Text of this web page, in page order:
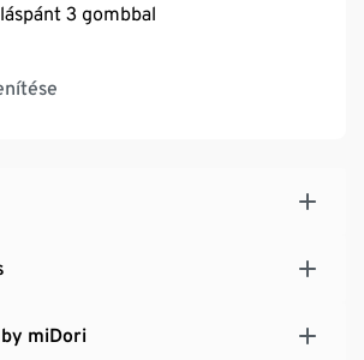
3 gombbal
anyag Creora® szálakkal – az
miDori